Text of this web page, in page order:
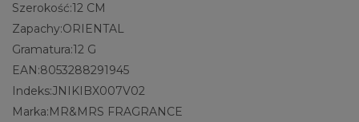
Szerokość:12 CM
Zapachy:ORIENTAL
Gramatura:12 G
EAN:8053288291945
Indeks:JNIKIBX007V02
Marka:MR&MRS FRAGRANCE